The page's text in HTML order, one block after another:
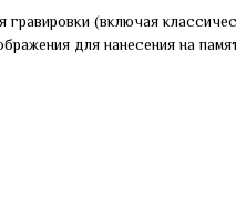
(включая
для нанесения на